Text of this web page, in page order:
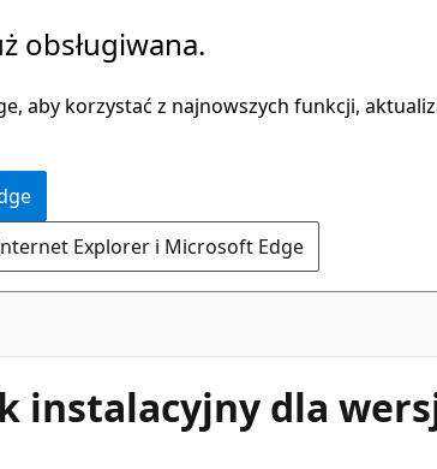
obsługiwana.
aby korzystać z najnowszych funkcji,
Explorer i Microsoft Edge
instalacyjny dla